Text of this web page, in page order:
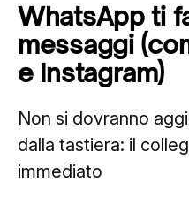
Tutti gli articoli
Chi siamo
WhatsApp ti
messaggi
e Instagram)
Non si dovranno
dalla tastiera: il
immediato